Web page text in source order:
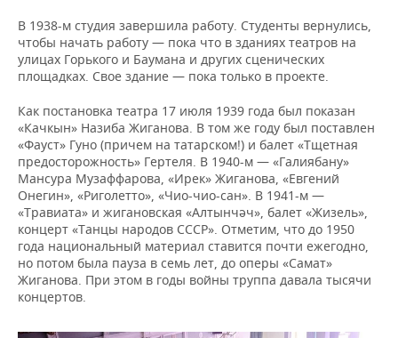
В 1938-м студия завершила работу. Студенты вернулись,
чтобы начать работу — пока что в зданиях театров на
улицах Горького и Баумана и других сценических
площадках. Свое здание — пока только в проекте.
Как постановка театра 17 июля 1939 года был показан
«Качкын» Назиба Жиганова. В том же году был поставлен
«Фауст» Гуно (причем на татарском!) и балет «Тщетная
предосторожность» Гертеля. В 1940-м — «Галиябану»
Мансура Музаффарова, «Ирек» Жиганова, «Евгений
Онегин», «Риголетто», «Чио-чио-сан». В 1941-м —
«Травиата» и жигановская «Алтынчәч», балет «Жизель»,
концерт «Танцы народов СССР». Отметим, что до 1950
года национальный материал ставится почти ежегодно,
но потом была пауза в семь лет, до оперы «Самат»
Жиганова. При этом в годы войны труппа давала тысячи
концертов.